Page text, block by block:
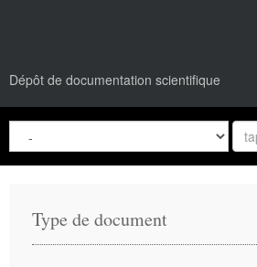
Dépôt de documentation scientifique
Type de document